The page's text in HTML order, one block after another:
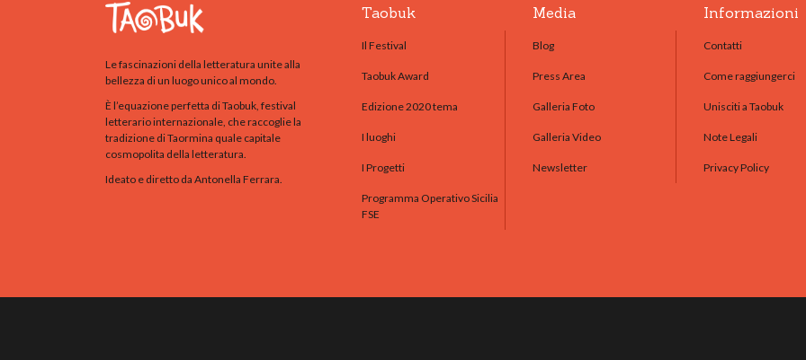
Le fascinazioni della letteratura unite alla
bellezza di un luogo unico al mondo.
È l’equazione perfetta di Taobuk, festival
letterario internazionale, che raccoglie la
tradizione di Taormina quale capitale
cosmopolita della letteratura.
Ideato e diretto da Antonella Ferrara.
Taobuk
Il Festival
Taobuk Award
Edizione 2020 tema
I luoghi
I Progetti
Programma Operativo Sicilia
FSE
Media
Blog
Press Area
Galleria Foto
Galleria Video
Newsletter
Informazioni
Contatti
Come raggiungerci
Unisciti a Taobuk
Note Legali
Privacy Policy